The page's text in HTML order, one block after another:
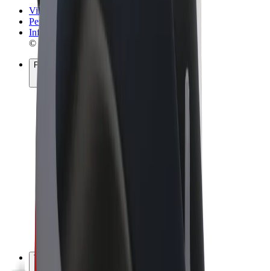
Vilkår og betingelser
Personvern
Informasjonskapsler
© 2026 Bolt Technology OÜ
Produkter
Bolt for Business
El-sykler
Bolt Pluss
Tjen med Bolt